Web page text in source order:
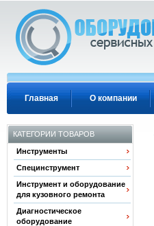
Главная О компании
КАТЕГОРИИ ТОВАРОВ
Инструменты
Специнструмент
Инструмент и оборудование
для кузовного ремонта
Диагностическое
оборудование